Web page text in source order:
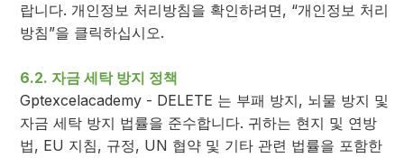
랍니다. 개인정보 처리방침을 확인하려면, “개인정보 처리
방침”을 클릭하십시오.
6.2. 자금 세탁 방지 정책
Gptexcelacademy - DELETE 는 부패 방지, 뇌물 방지 및
자금 세탁 방지 법률을 준수합니다. 귀하는 현지 및 연방
법, EU 지침, 규정, UN 협약 및 기타 관련 법률을 포함한